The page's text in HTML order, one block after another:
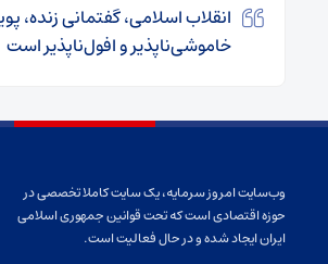
انقلاب اسلامی، گفتمانی زنده،
خاموشی‌ناپذیر و افول‌ناپذیر است
وب‌سایت امروز سرمایه، یک سایت کاملا تخصصی در
حوزه اقتصادی است که تحت قوانین جمهوری اسلامی
ایران ایجاد شده و در حال فعالیت است.